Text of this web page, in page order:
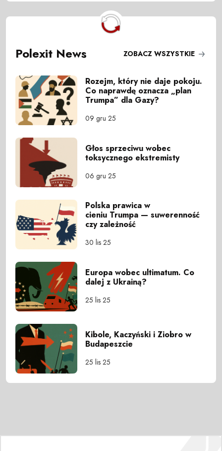
Polexit News ZOBACZ WSZYSTKIE
Rozejm, który nie daje pokoju.
Co naprawdę oznacza „plan
Trumpa” dla Gazy?
09 gru 25
Głos sprzeciwu wobec
toksycznego ekstremisty
06 gru 25
Polska prawica w
cieniu Trumpa — suwerenność
czy zależność
30 lis 25
Europa wobec ultimatum. Co
dalej z Ukrainą?
25 lis 25
Kibole, Kaczyński i Ziobro w
Budapeszcie
25 lis 25